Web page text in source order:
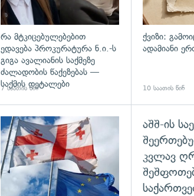
რა მტკიცებულებებით
ედავება პროკურატურა ნ.ი.-ს
გიგა ავალიანის საქმეზე
ძალადობის წაქეზებას —
საქმის დეტალები
7 საათის წინ
ქვიზი:
ადამიანი
10 საათის წინ
გადახედვა
აშშ-ის
კვლავ